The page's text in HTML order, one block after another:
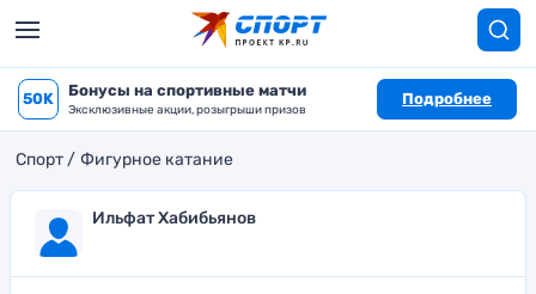
50K Бонусы на спортивные матчи
Эксклюзивные акции, розыгрыши призов
Подробнее
Спорт Фигурное катание
Ильфат Хабибьянов